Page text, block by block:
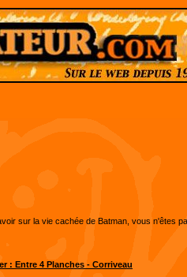
sur la vie cachée de Batman, vous n'êtes
: Entre 4 Planches - Corriveau